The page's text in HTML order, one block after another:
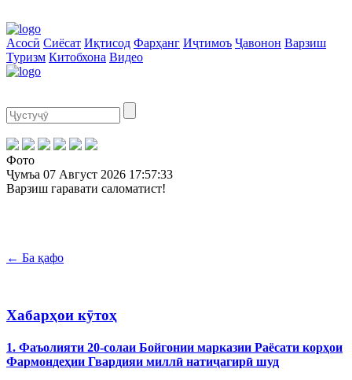
Асосӣ Сиёсат Иқтисод Фарҳанг Иҷтимоъ Ҷавонон Варзиш
Туризм Китобхона Видео
Фото
Ҷумъа 07 Август 2026 17:57:33
Варзиш гаравати саломатист!
← Ба қафо
Хабарҳои кӯтоҳ
1. Фаъолияти 20-солаи Бойгонии марказии Раёсати корҳои
Фармондеҳии Гвардияи миллӣ натиҷагирӣ шуд